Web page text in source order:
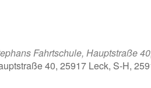
Fahrtschule, Hauptstraße
40, 25917 Leck, S-H,